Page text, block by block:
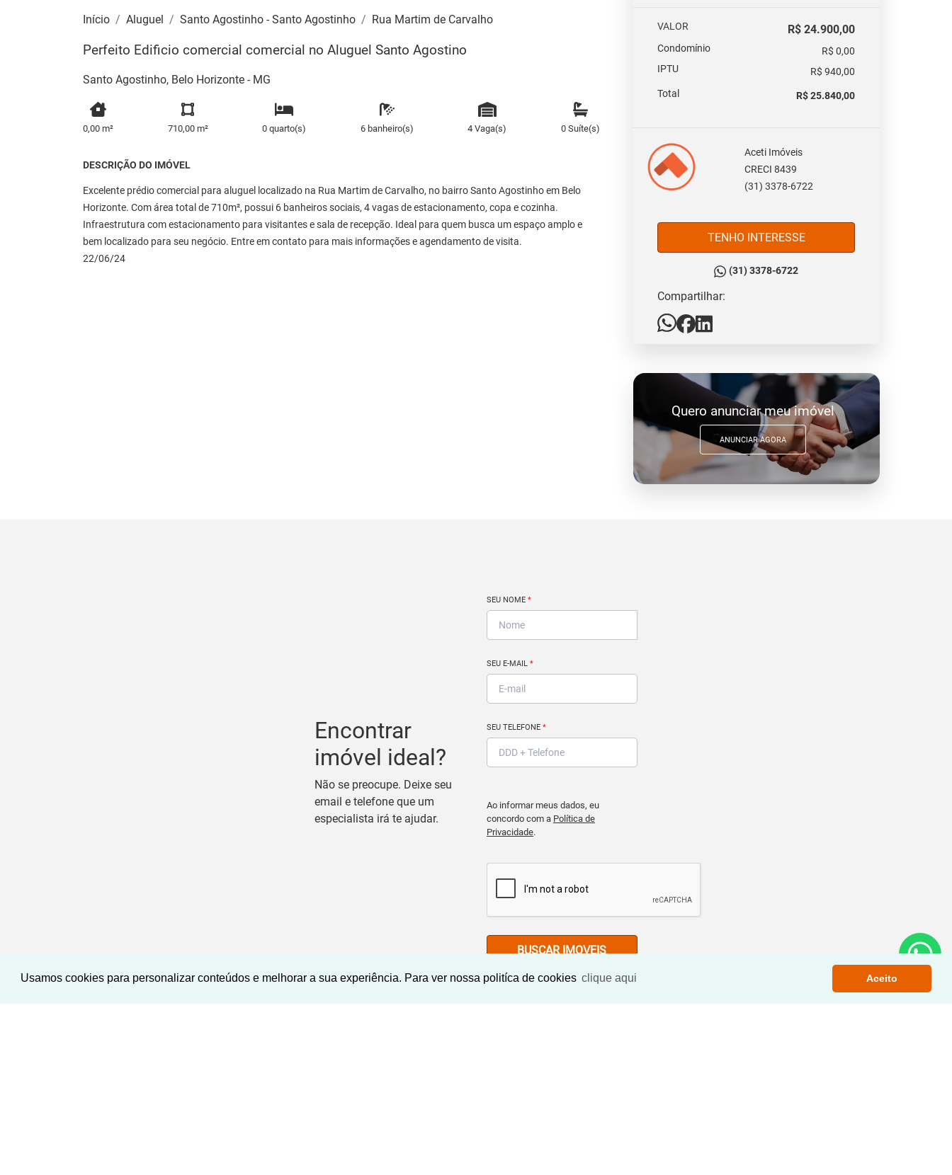
Usamos cookies para personalizar conteúdos e melhorar a sua experiência. Para ver nossa politíca de cookies clique aqui Aceito
Início Aluguel Santo Agostinho - Santo Agostinho Rua Martim de Carvalho
Perfeito Edificio comercial comercial no Aluguel Santo Agostino
Santo Agostinho, Belo Horizonte - MG
0,00 m² 710,00 m² 0 quarto(s) 6 banheiro(s) 4 Vaga(s) 0 Suíte(s)
DESCRIÇÃO DO IMÓVEL
Excelente prédio comercial para aluguel localizado na Rua Martim de Carvalho, no bairro Santo Agostinho em Belo
Horizonte. Com área total de 710m², possui 6 banheiros sociais, 4 vagas de estacionamento, copa e cozinha.
Infraestrutura com estacionamento para visitantes e sala de recepção. Ideal para quem busca um espaço amplo e
bem localizado para seu negócio. Entre em contato para mais informações e agendamento de visita.
22/06/24
VALOR R$ 24.900,00
Condomínio
R$ 0,00
IPTU
R$ 940,00
Total
R$ 25.840,00
Aceti Imóveis
CRECI 8439
(31) 3378-6722
TENHO INTERESSE
(31) 3378-6722
Compartilhar:
Quero anunciar meu imóvel
ANUNCIAR AGORA
Encontrar
imóvel ideal?
Não se preocupe. Deixe seu
email e telefone que um
especialista irá te ajudar.
SEU NOME *
SEU E-MAIL *
SEU TELEFONE *
Ao informar meus dados, eu
concordo com a Política de
Privacidade.
BUSCAR IMOVEIS